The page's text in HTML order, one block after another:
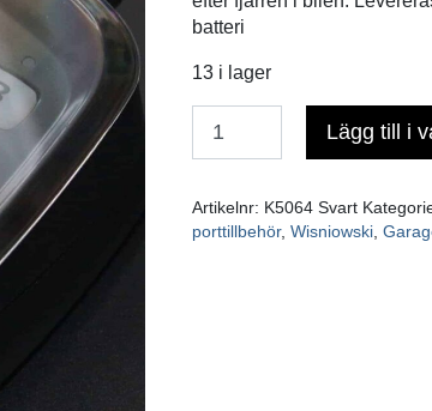
batteri
13 i lager
Lägg till i
Artikelnr: K5064 Svart
porttillbehör, Wisniowski,